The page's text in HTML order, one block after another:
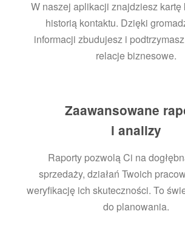
W naszej aplikacji znajdziesz kartę
historią kontaktu. Dzięki
informacji zbudujesz i
relacje biznesowe.
Zaawansowane
i analizy
Raporty pozwolą Ci na
sprzedaży, działań Twoich
weryfikację ich skuteczności. To
do planowania.